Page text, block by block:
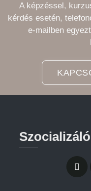
A képzéssel,
kérdés esetén,
e-mailben